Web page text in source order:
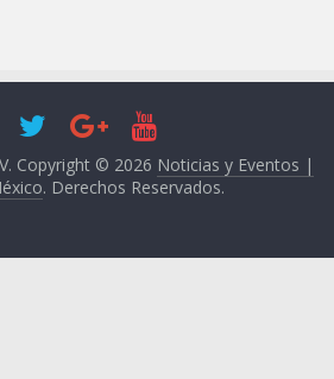
Copyright © 2026 Noticias y Eventos |
. Derechos Reservados.